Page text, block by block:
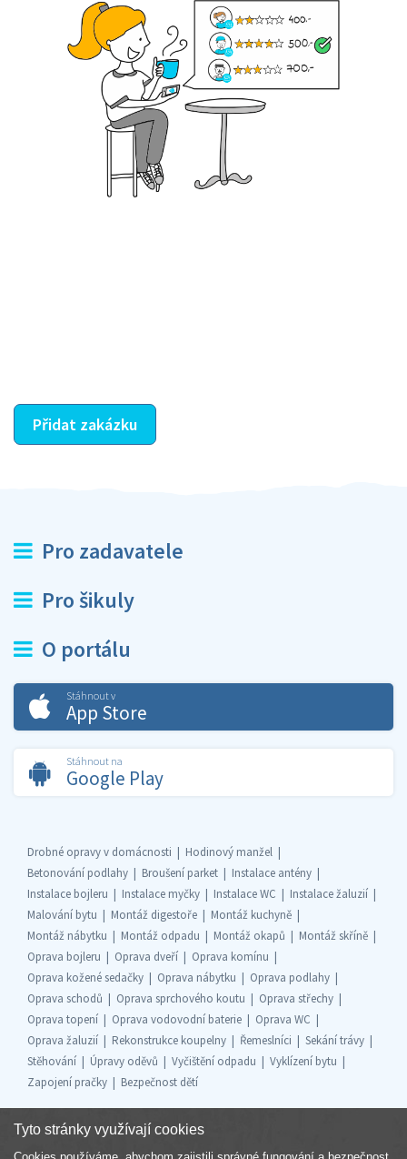
Přidat zakázku
Pro zadavatele
Pro šikuly
O portálu
Stáhnout v
App Store
Stáhnout na
Google Play
Drobné opravy v domácnosti
Hodinový manžel
Betonování podlahy
Broušení parket
Instalace antény
Instalace bojleru
Instalace myčky Instalace WC
Instalace žaluzií
Malování bytu
Montáž digestoře
Montáž kuchyně
Montáž nábytku
Montáž odpadu Montáž okapů
Montáž skříně
Oprava bojleru
Oprava dveří
Oprava komínu
Oprava kožené sedačky
Oprava nábytku
Oprava podlahy
Oprava schodů
Oprava sprchového koutu
Oprava střechy
Oprava topení
Oprava vodovodní baterie
Oprava WC
Oprava žaluzií
Rekonstrukce koupelny Řemeslníci
Sekání trávy
Stěhování
Úpravy oděvů Vyčištění odpadu
Vyklízení bytu
Zapojení pračky
Bezpečnost dětí
Tyto stránky využívají cookies